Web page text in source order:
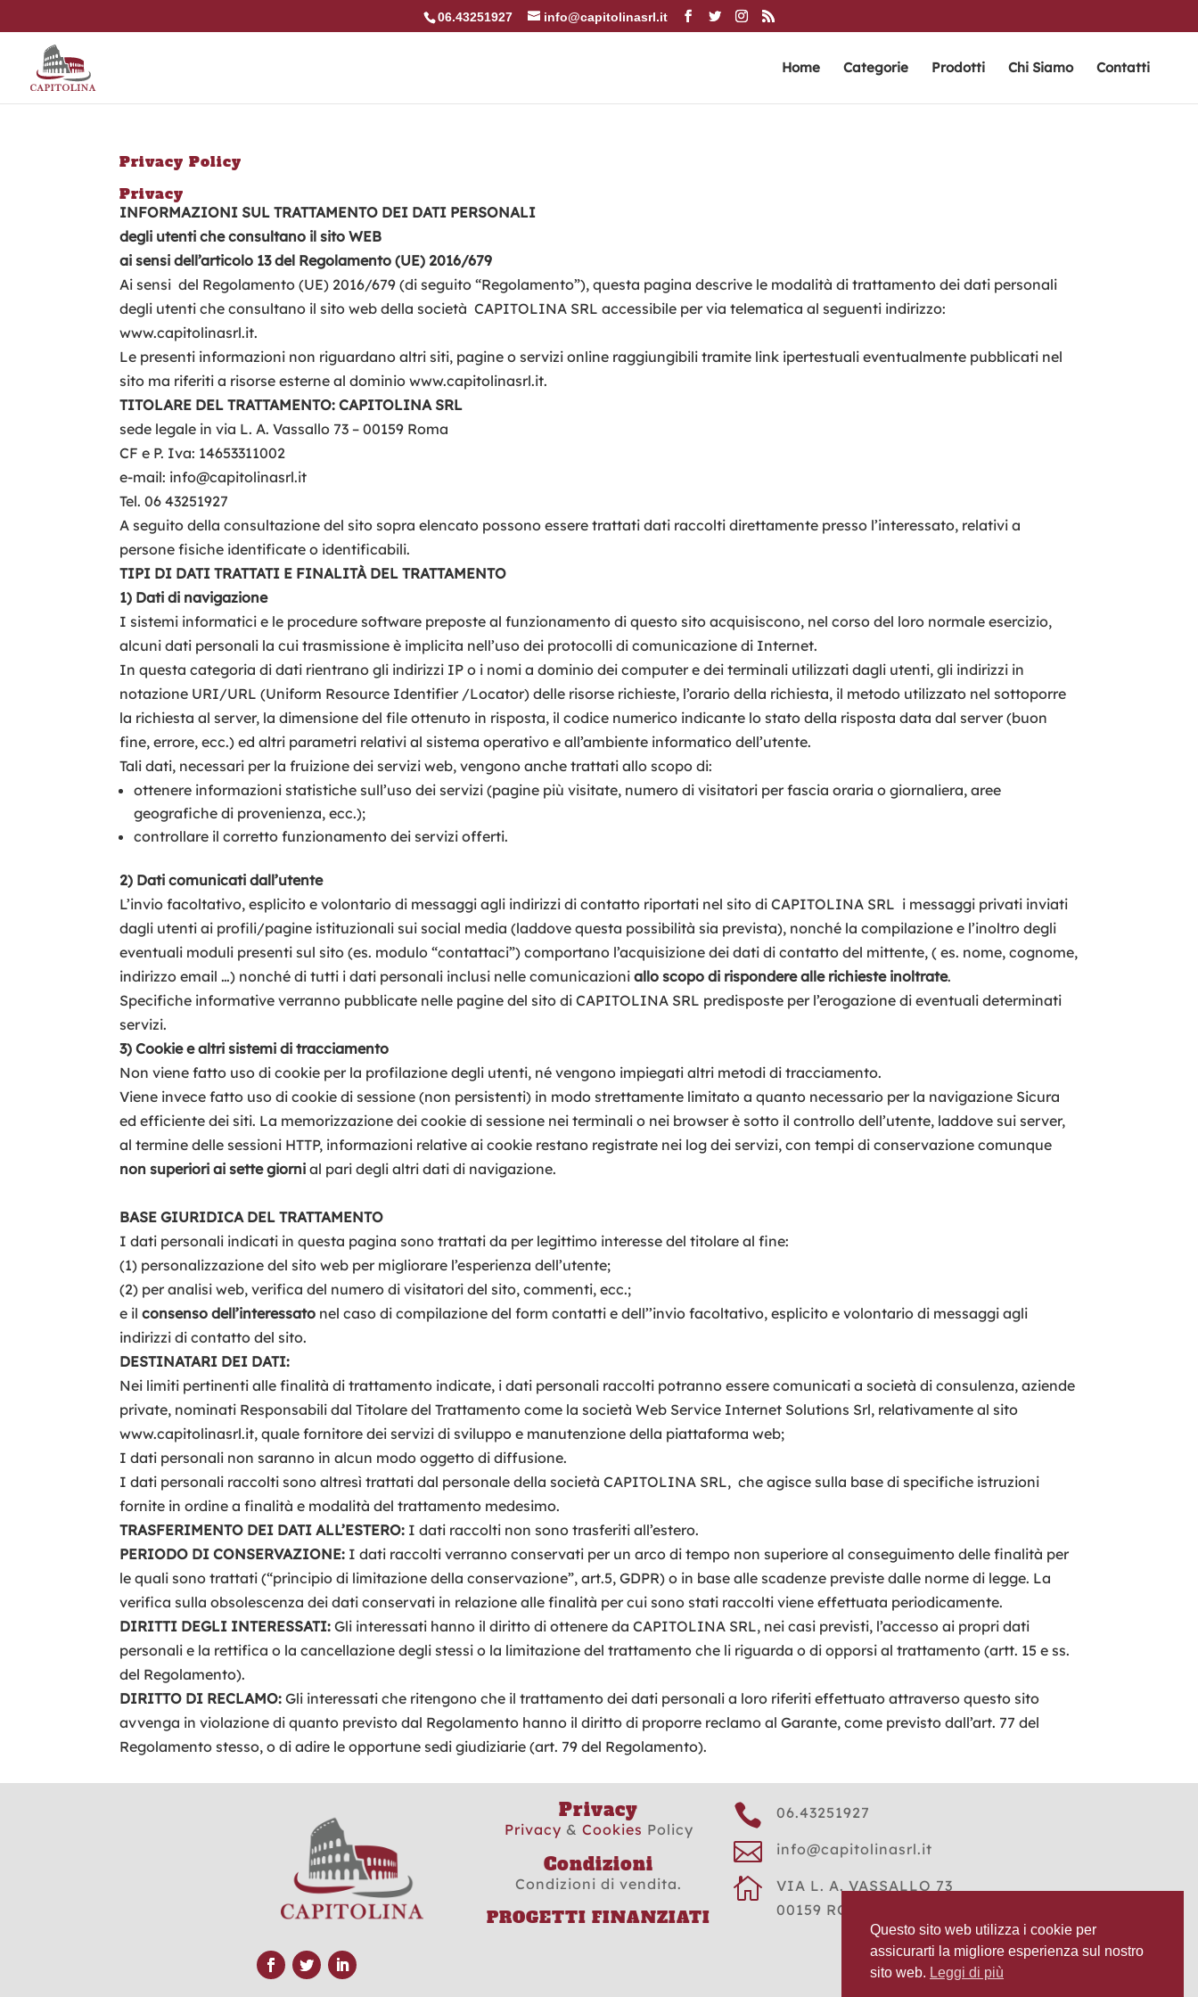
06.43251927 info@capitolinasrl.it
Home Categorie Prodotti Chi Siamo Contatti
Privacy Policy
Privacy
INFORMAZIONI SUL TRATTAMENTO DEI DATI PERSONALI
degli utenti che consultano il sito WEB
ai sensi dell’articolo 13 del Regolamento (UE) 2016/679
Ai sensi del Regolamento (UE) 2016/679 (di seguito “Regolamento”), questa pagina descrive le modalità di trattamento dei dati personali
degli utenti che consultano il sito web della società CAPITOLINA SRL accessibile per via telematica al seguenti indirizzo:
www.capitolinasrl.it.
Le presenti informazioni non riguardano altri siti, pagine o servizi online raggiungibili tramite link ipertestuali eventualmente pubblicati nel
sito ma riferiti a risorse esterne al dominio www.capitolinasrl.it.
TITOLARE DEL TRATTAMENTO: CAPITOLINA SRL
sede legale in via L. A. Vassallo 73 – 00159 Roma
CF e P. Iva: 14653311002
e-mail: info@capitolinasrl.it
Tel. 06 43251927
A seguito della consultazione del sito sopra elencato possono essere trattati dati raccolti direttamente presso l’interessato, relativi a
persone fisiche identificate o identificabili.
TIPI DI DATI TRATTATI E FINALITÀ DEL TRATTAMENTO
1) Dati di navigazione
I sistemi informatici e le procedure software preposte al funzionamento di questo sito acquisiscono, nel corso del loro normale esercizio,
alcuni dati personali la cui trasmissione è implicita nell’uso dei protocolli di comunicazione di Internet.
In questa categoria di dati rientrano gli indirizzi IP o i nomi a dominio dei computer e dei terminali utilizzati dagli utenti, gli indirizzi in
notazione URI/URL (Uniform Resource Identifier /Locator) delle risorse richieste, l’orario della richiesta, il metodo utilizzato nel sottoporre
la richiesta al server, la dimensione del file ottenuto in risposta, il codice numerico indicante lo stato della risposta data dal server (buon
fine, errore, ecc.) ed altri parametri relativi al sistema operativo e all’ambiente informatico dell’utente.
Tali dati, necessari per la fruizione dei servizi web, vengono anche trattati allo scopo di:
ottenere informazioni statistiche sull’uso dei servizi (pagine più visitate, numero di visitatori per fascia oraria o giornaliera, aree
geografiche di provenienza, ecc.);
controllare il corretto funzionamento dei servizi offerti.
2) Dati comunicati dall’utente
L’invio facoltativo, esplicito e volontario di messaggi agli indirizzi di contatto riportati nel sito di CAPITOLINA SRL i messaggi privati inviati
dagli utenti ai profili/pagine istituzionali sui social media (laddove questa possibilità sia prevista), nonché la compilazione e l’inoltro degli
eventuali moduli presenti sul sito (es. modulo “contattaci”) comportano l’acquisizione dei dati di contatto del mittente, ( es. nome, cognome,
indirizzo email …) nonché di tutti i dati personali inclusi nelle comunicazioniallo scopo di rispondere alle richieste inoltrate.
Specifiche informative verranno pubblicate nelle pagine del sito di CAPITOLINA SRL predisposte per l’erogazione di eventuali determinati
servizi.
3) Cookie e altri sistemi di tracciamento
Non viene fatto uso di cookie per la profilazione degli utenti, né vengono impiegati altri metodi di tracciamento.
Viene invece fatto uso di cookie di sessione (non persistenti) in modo strettamente limitato a quanto necessario per la navigazione Sicura
ed efficiente dei siti. La memorizzazione dei cookie di sessione nei terminali o nei browser è sotto il controllo dell’utente, laddove sui server,
al termine delle sessioni HTTP, informazioni relative ai cookie restano registrate nei log dei servizi, con tempi di conservazione comunque
non superiori ai sette giornial pari degli altri dati di navigazione.
BASE GIURIDICA DEL TRATTAMENTO
I dati personali indicati in questa pagina sono trattati da per legittimo interesse del titolare al fine:
(1) personalizzazione del sito web per migliorare l’esperienza dell’utente;
(2) per analisi web, verifica del numero di visitatori del sito, commenti, ecc.;
e ilconsenso dell’interessato nel caso di compilazione del form contatti e dell’’invio facoltativo, esplicito e volontario di messaggi agli
indirizzi di contatto del sito.
DESTINATARI DEI DATI:
Nei limiti pertinenti alle finalità di trattamento indicate, i dati personali raccolti potranno essere comunicati a società di consulenza, aziende
private, nominati Responsabili dal Titolare del Trattamento come la società Web Service Internet Solutions Srl, relativamente al sito
www.capitolinasrl.it, quale fornitore dei servizi di sviluppo e manutenzione della piattaforma web;
I dati personali non saranno in alcun modo oggetto di diffusione.
I dati personali raccolti sono altresì trattati dal personale della società CAPITOLINA SRL, che agisce sulla base di specifiche istruzioni
fornite in ordine a finalità e modalità del trattamento medesimo.
TRASFERIMENTO DEI DATI ALL’ESTERO: I dati raccolti non sono trasferiti all’estero.
PERIODO DI CONSERVAZIONE: I dati raccolti verranno conservati per un arco di tempo non superiore al conseguimento delle finalità per
le quali sono trattati (“principio di limitazione della conservazione”, art.5, GDPR) o in base alle scadenze previste dalle norme di legge. La
verifica sulla obsolescenza dei dati conservati in relazione alle finalità per cui sono stati raccolti viene effettuata periodicamente.
DIRITTI DEGLI INTERESSATI: Gli interessati hanno il diritto di ottenere da CAPITOLINA SRL, nei casi previsti, l’accesso ai propri dati
personali e la rettifica o la cancellazione degli stessi o la limitazione del trattamento che li riguarda o di opporsi al trattamento (artt. 15 e ss.
del Regolamento).
DIRITTO DI RECLAMO: Gli interessati che ritengono che il trattamento dei dati personali a loro riferiti effettuato attraverso questo sito
avvenga in violazione di quanto previsto dal Regolamento hanno il diritto di proporre reclamo al Garante, come previsto dall’art. 77 del
Regolamento stesso, o di adire le opportune sedi giudiziarie (art. 79 del Regolamento).
Privacy
Privacy & Cookies Policy
Condizioni
Condizioni di vendita.
PROGETTI FINANZIATI
 06.43251927
 info@capitolinasrl.it

VIA L. A. VASSALLO 73
00159 ROMA
Questo sito web utilizza i cookie per
assicurarti la migliore esperienza sul nostro
sito web. Leggi di più